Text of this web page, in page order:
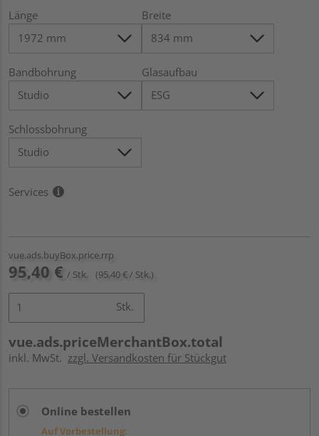
Länge Breite
Bandbohrung Glasaufbau
Schlossbohrung
Services
vue.ads.buyBox.price.rrp
95,40 € / Stk. (95,40 € / Stk.)
Stk.
vue.ads.priceMerchantBox.total
inkl. MwSt. zzgl. Versandkosten für Stückgut
Online bestellen
Auf Vorbestellung: